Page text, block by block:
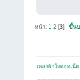
หน้า: 1 2 [3]ขึ้น
เพลงพักใจดอทเน็ต